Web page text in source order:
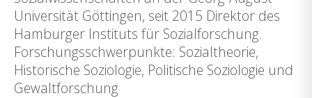
Universität Göttingen, seit 2015 Direktor des
Hamburger Instituts für Sozialforschung.
Forschungsschwerpunkte: Sozialtheorie,
Historische Soziologie, Politische Soziologie und
Gewaltforschung